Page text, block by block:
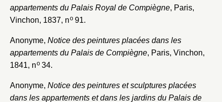
appartements du Palais Royal de Compiègne, Paris,
Vinchon, 1837, no91.
Anonyme, Notice des peintures placées dans les
appartements du Palais de Compiègne, Paris, Vinchon,
1841, no34.
Anonyme, Notice des peintures et sculptures placées
dans les appartements et dans les jardins du Palais de
Valider
Nouveau dossier
Mot de passe